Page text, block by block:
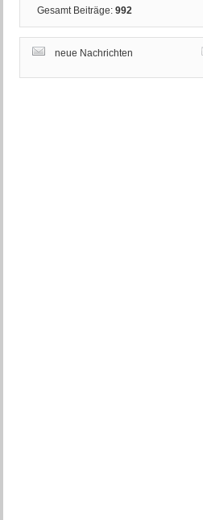
Gesamt Beiträge: 992
neue Nachrichten